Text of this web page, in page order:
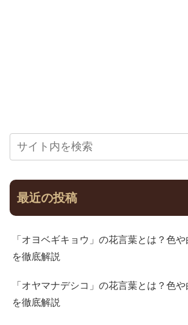
最近の投稿
「オヨベギキョウ」の花言葉とは？色
を徹底解説
「オヤマナデシコ」の花言葉とは？色
を徹底解説